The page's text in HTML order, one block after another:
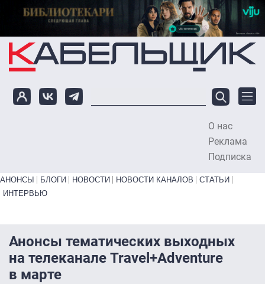
Перейти к основному содержанию
О нас
Реклама
Подписка
Primary links bottom
АНОНСЫ БЛОГИ НОВОСТИ НОВОСТИ КАНАЛОВ
СТАТЬИ
ИНТЕРВЬЮ
Анонсы тематических выходных
на телеканале Travel+Adventure
в марте